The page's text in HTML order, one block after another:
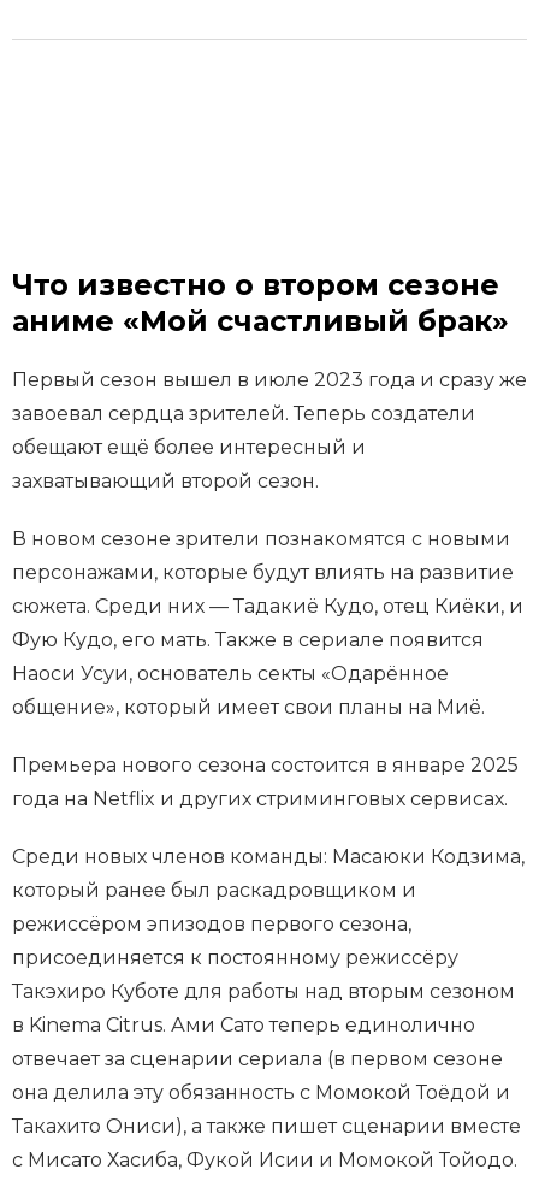
Что известно о втором сезоне
аниме «Мой счастливый брак»
Первый сезон вышел в июле 2023 года и сразу же
завоевал сердца зрителей. Теперь создатели
обещают ещё более интересный и
захватывающий второй сезон.
В новом сезоне зрители познакомятся с новыми
персонажами, которые будут влиять на развитие
сюжета. Среди них — Тадакиё Кудо, отец Киёки, и
Фую Кудо, его мать. Также в сериале появится
Наоси Усуи, основатель секты «Одарённое
общение», который имеет свои планы на Миё.
Премьера нового сезона состоится в январе 2025
года на Netflix и других стриминговых сервисах.
Среди новых членов команды: Масаюки Кодзима,
который ранее был раскадровщиком и
режиссёром эпизодов первого сезона,
присоединяется к постоянному режиссёру
Такэхиро Куботе для работы над вторым сезоном
в Kinema Citrus. Ами Сато теперь единолично
отвечает за сценарии сериала (в первом сезоне
она делила эту обязанность с Момокой Тоёдой и
Такахито Ониси), а также пишет сценарии вместе
с Мисато Хасиба, Фукой Исии и Момокой Тойодо.